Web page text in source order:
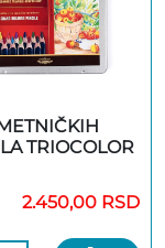
TRIOCOLOR
2.450,00 RSD